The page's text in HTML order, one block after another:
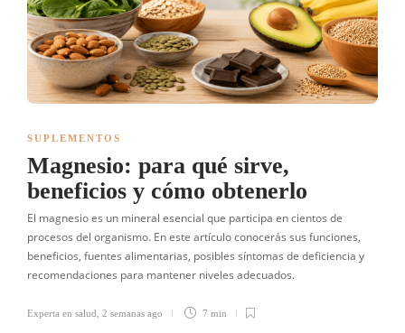
SUPLEMENTOS
Magnesio: para qué sirve,
beneficios y cómo obtenerlo
El magnesio es un mineral esencial que participa en cientos de
procesos del organismo. En este artículo conocerás sus funciones,
beneficios, fuentes alimentarias, posibles síntomas de deficiencia y
recomendaciones para mantener niveles adecuados.
Experta en salud 2 semanas ago 7 min